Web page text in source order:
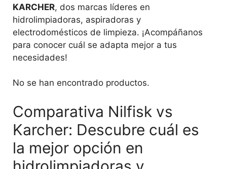
KARCHER, dos marcas líderes en
hidrolimpiadoras, aspiradoras y
electrodomésticos de limpieza. ¡Acompáñanos
para conocer cuál se adapta mejor a tus
necesidades!
No se han encontrado productos.
Comparativa Nilfisk vs
Karcher: Descubre cuál es
la mejor opción en